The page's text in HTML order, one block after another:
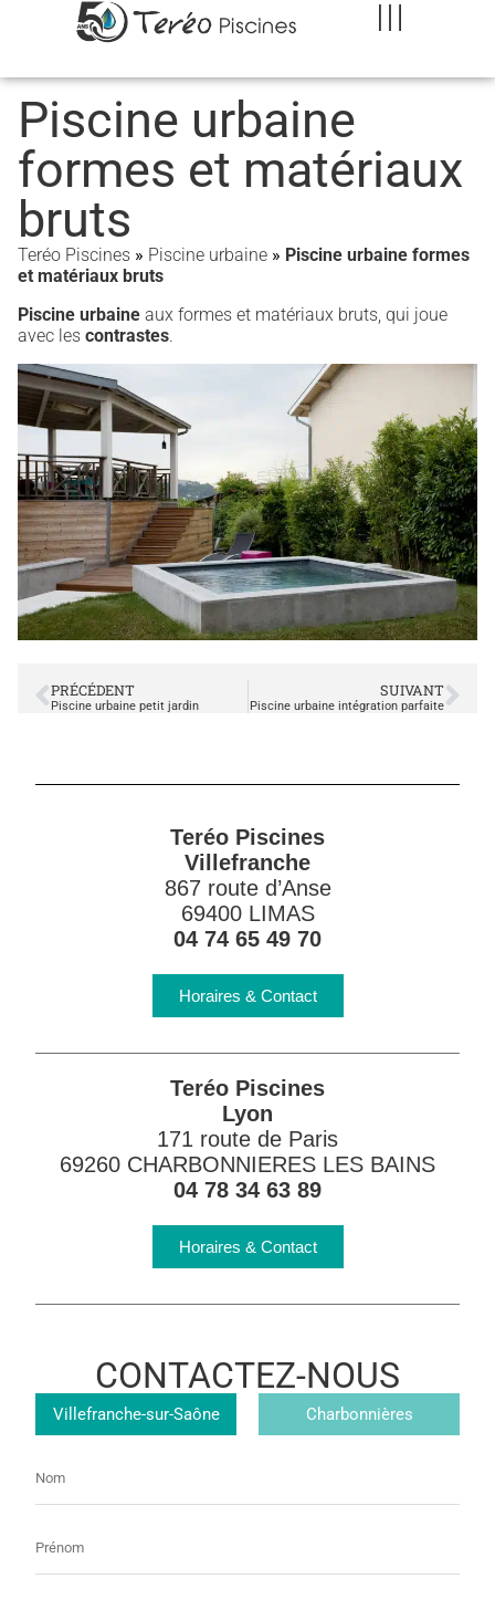
Piscine urbaine
formes et matériaux
bruts
Teréo Piscines » Piscine urbaine » Piscine urbaine formes
et matériaux bruts
Piscine urbaine aux formes et matériaux bruts, qui joue
avec les contrastes.
PRÉCÉDENT
Piscine urbaine petit jardin
SUIVANT
Piscine urbaine intégration parfaite
Teréo Piscines
Villefranche
867 route d’Anse
69400 LIMAS
04 74 65 49 70
Horaires & Contact
Teréo Piscines
Lyon
171 route de Paris
69260 CHARBONNIERES LES BAINS
04 78 34 63 89
Horaires & Contact
CONTACTEZ-NOUS
Villefranche-sur-Saône Charbonnières